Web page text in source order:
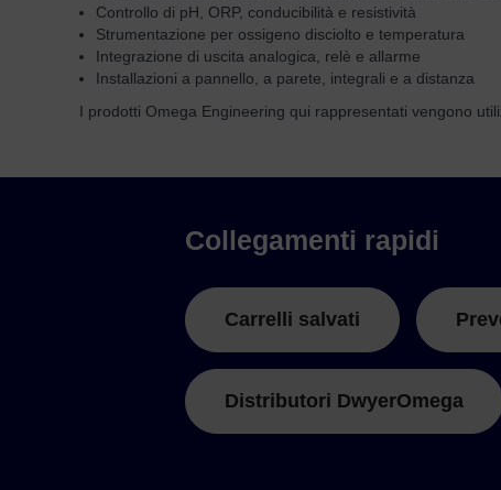
Controllo di pH, ORP, conducibilità e resistività
Strumentazione per ossigeno disciolto e temperatura
Integrazione di uscita analogica, relè e allarme
Installazioni a pannello, a parete, integrali e a distanza
I prodotti Omega Engineering qui rappresentati vengono
Collegamenti rapidi
Carrelli salvati
Distributori DwyerOmega